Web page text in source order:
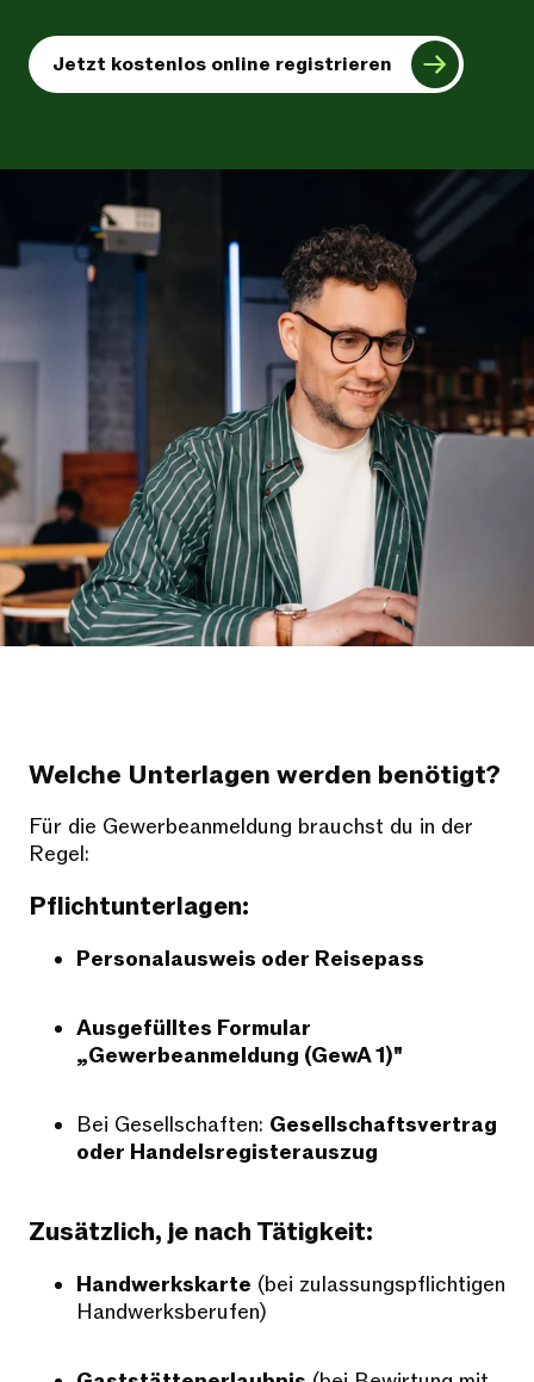
Jetzt kostenlos online registrieren
Welche Unterlagen werden benötigt?
Für die Gewerbeanmeldung brauchst du in der
Regel:
Pflichtunterlagen:
Personalausweis oder Reisepass
Ausgefülltes Formular
„Gewerbeanmeldung (GewA 1)"
Bei Gesellschaften: Gesellschaftsvertrag
oder Handelsregisterauszug
Zusätzlich, je nach Tätigkeit:
Handwerkskarte (bei zulassungspflichtigen
Handwerksberufen)